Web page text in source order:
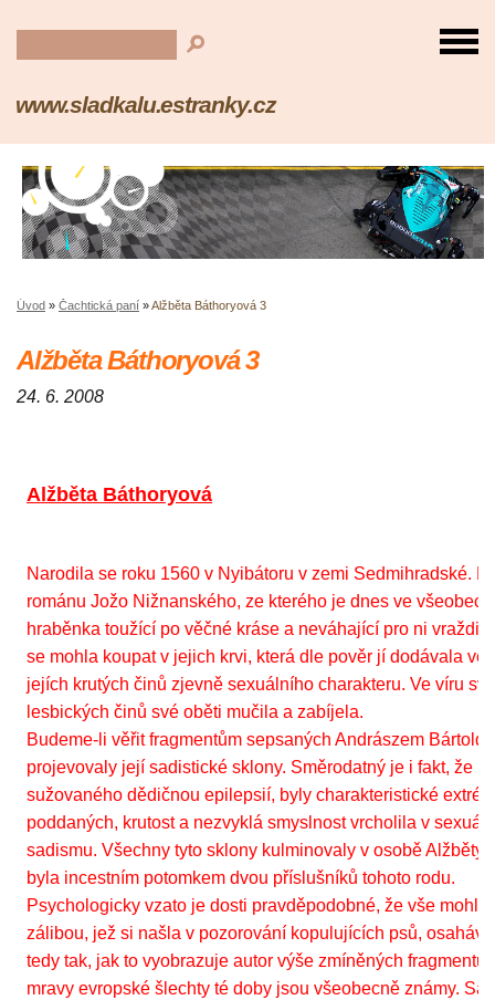
www.sladkalu.estranky.cz
Úvod » Čachtická paní »Alžběta Báthoryová 3
Alžběta Báthoryová 3
24. 6. 2008
Alžběta Báthoryová
Narodila se roku 1560 v Nyibátoru v zemi Sedmihradské.
románu Jožo Nižnanského, ze kterého je dnes ve
hraběnka toužící po věčné kráse a neváhající pro ni vraždit
se mohla koupat v jejich krvi, která dle pověr jí dodávala
jejích krutých činů zjevně sexuálního charakteru. Ve víru
lesbických činů své oběti mučila a zabíjela.
Budeme-li věřit fragmentům sepsaných Andrászem
projevovaly její sadistické sklony. Směrodatný je i fakt, že
sužovaného dědičnou epilepsií, byly charakteristické
poddaných, krutost a nezvyklá smyslnost vrcholila v
sadismu. Všechny tyto sklony kulminovaly v osobě Alžběty
byla incestním potomkem dvou příslušníků tohoto rodu.
Psychologicky vzato je dosti pravděpodobné, že vše mohlo
zálibou, jež si našla v pozorování kopulujících psů,
tedy tak, jak to vyobrazuje autor výše zmíněných
mravy evropské šlechty té doby jsou všeobecně známy.